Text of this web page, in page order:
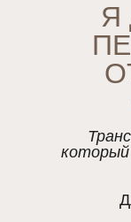
Я